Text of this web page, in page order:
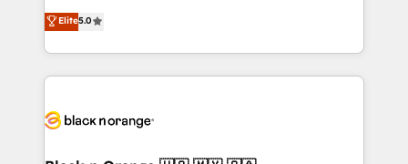
Book Process & Guidelines utilisateurs 🎓
Formations des utilisateurs
migrations, Revenue Operations, Custom
Integrations, Custom AI agents and AI-ready Website
Design With over 15 years of experience, we help
companies bridge the gap between marketing, sales,
data hygiene, and tailored HubSpot solutions. Our
Elite5.0